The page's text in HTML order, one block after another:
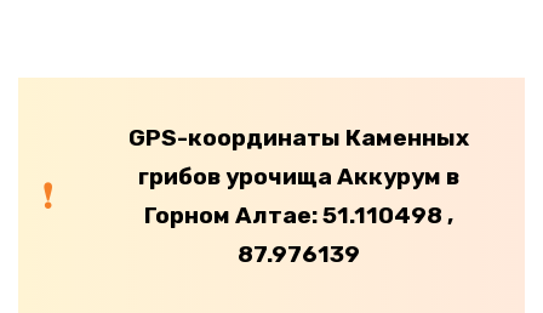
GPS-координаты Каменных
грибов урочища Аккурум в
Горном Алтае: 51.110498 ,
87.976139